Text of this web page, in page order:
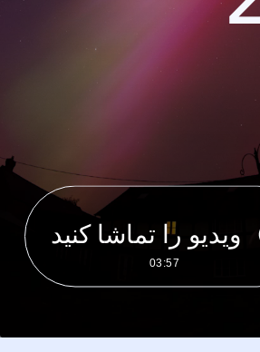
ویدیو را تماشا کنید
03:57